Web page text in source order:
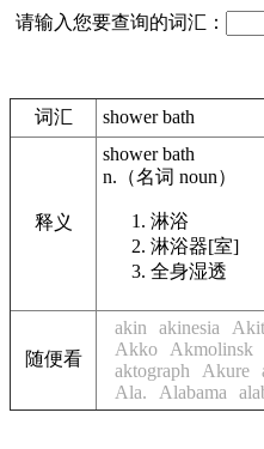
请输入您要查询的词汇：
词汇 shower bath
释义
shower bath
n. （名词 noun）
淋浴
淋浴器[室]
全身湿透
随便看
akin akinesia
Akko
Akmolinsk
aktograph
Akure
Ala.
Alabama